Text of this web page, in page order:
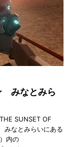
みなとみら
SUNSET OF
みなとみらいにある
内の